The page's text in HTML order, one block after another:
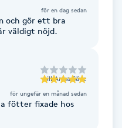
för en dag sedan
och gör ett bra
väldigt nöjd.
till Anna Säve
för ungefär en månad sedan
fötter fixade hos